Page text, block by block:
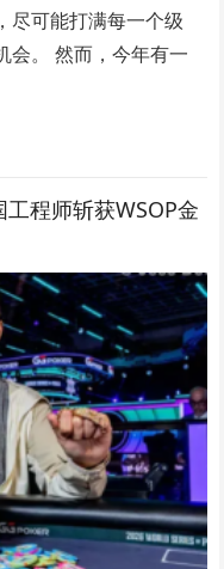
尽可能打满每一个级
会。 然而，今年有一
程师斩获WSOP金